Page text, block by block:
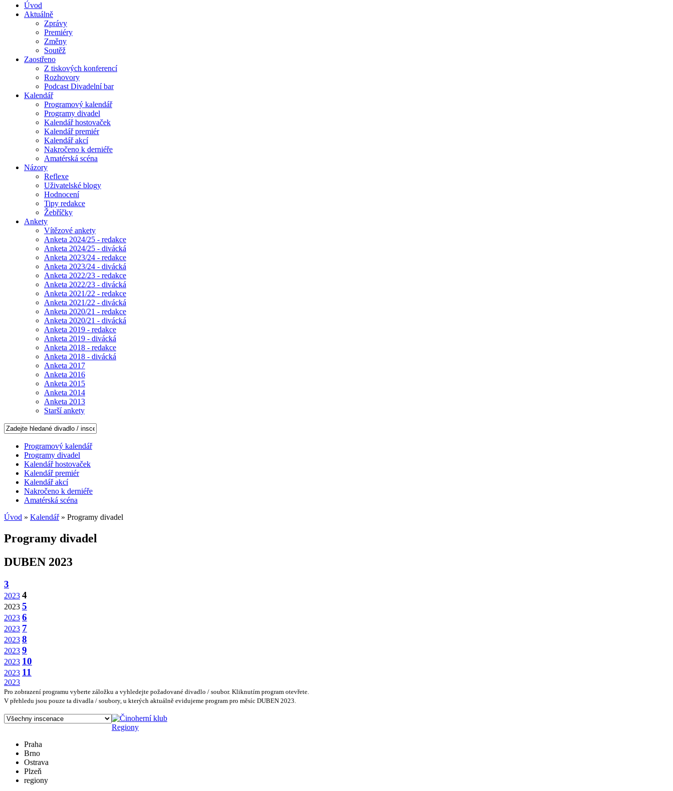
Úvod
Aktuálně
Zprávy
Premiéry
Změny
Soutěž
Zaostřeno
Z tiskových konferencí
Rozhovory
Podcast Divadelní bar
Kalendář
Programový kalendář
Programy divadel
Kalendář hostovaček
Kalendář premiér
Kalendář akcí
Nakročeno k derniéře
Amatérská scéna
Názory
Reflexe
Uživatelské blogy
Hodnocení
Tipy redakce
Žebříčky
Ankety
Vítězové ankety
Anketa 2024/25 - redakce
Anketa 2024/25 - divácká
Anketa 2023/24 - redakce
Anketa 2023/24 - divácká
Anketa 2022/23 - redakce
Anketa 2022/23 - divácká
Anketa 2021/22 - redakce
Anketa 2021/22 - divácká
Anketa 2020/21 - redakce
Anketa 2020/21 - divácká
Anketa 2019 - redakce
Anketa 2019 - divácká
Anketa 2018 - redakce
Anketa 2018 - divácká
Anketa 2017
Anketa 2016
Anketa 2015
Anketa 2014
Anketa 2013
Starší ankety
Programový kalendář
Programy divadel
Kalendář hostovaček
Kalendář premiér
Kalendář akcí
Nakročeno k derniéře
Amatérská scéna
Úvod » Kalendář» Programy divadel
Programy divadel
DUBEN 2023
3
2023 4
2023 5
2023 6
2023 7
2023 8
2023 9
2023 10
2023 11
2023
Pro zobrazení programu vyberte záložku a vyhledejte požadované divadlo / soubor. Kliknutím program otevřete.
V přehledu jsou pouze ta divadla / soubory, u kterých aktuálně evidujeme program pro měsíc DUBEN 2023.
Regiony
Praha
Brno
Ostrava
Plzeň
regiony